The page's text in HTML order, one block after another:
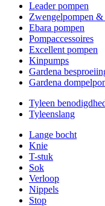
Leader pompen
Zwengelpompen &
Ebara pompen
Pompaccessoires
Excellent pompen
Kinpumps
Gardena
Gardena
Tyleen
Tyleenslang
Lange bocht
Knie
T-stuk
Sok
Verloop
Nippels
Stop